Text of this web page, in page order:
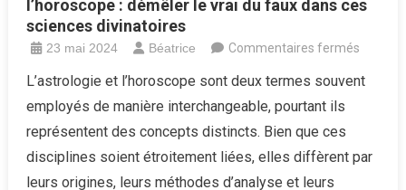
l’horoscope : démêler le vrai du faux dans ces
sciences divinatoires
23 mai 2024 Béatrice Commentaires fermés
entre
L’astrologie et l’horoscope sont deux termes souvent
employés de manière interchangeable, pourtant ils
représentent des concepts distincts. Bien que ces
disciplines soient étroitement liées, elles diffèrent par
leurs origines, leurs méthodes d’analyse et leurs